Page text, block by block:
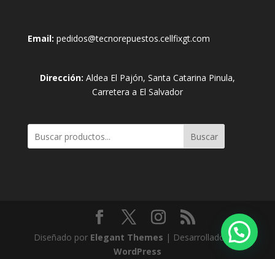
Email: pedidos@tecnorepuestos.cellfixgt.com
Dirección: Aldea El Pajón, Santa Catarina Pinula,
Carretera a El Salvador
Buscar
Diseñado por Elegant Themes | Desarrollado por
WordPress